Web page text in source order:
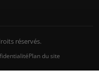
réservés.
Plan du site